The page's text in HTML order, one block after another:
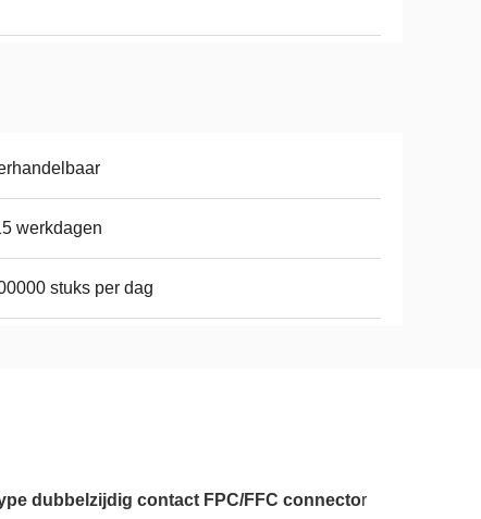
werkdagen
stuks per dag
dubbelzijdig contact FPC/FFC connector